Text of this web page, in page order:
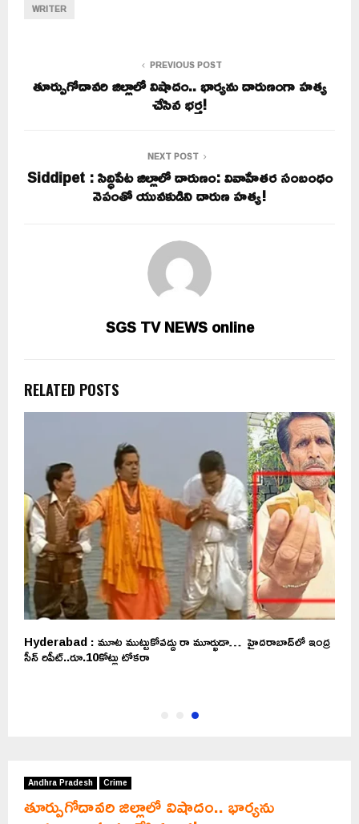
WRITER
PREVIOUS POST
తూర్పుగోదావరి జిల్లాలో విషాదం.. భార్యను దారుణంగా హత్య
చేసిన భర్త!
NEXT POST
Siddipet : సిద్ధిపేట జిల్లాలో దారుణం: వివాహేతర సంబంధం
నెపంతో యువకుడిని దారుణ హత్య!
SGS TV NEWS online
RELATED POSTS
Hyderabad : మూట ముట్టుకోవద్దు రా మూర్ఖుడా… హైదరాబాద్⁬లో ఇంద్ర
సీన్ రిపీట్..రూ.10కోట్లు టోకరా
Andhra Pradesh Crime
తూర్పుగోదావరి జిల్లాలో విషాదం.. భార్యను